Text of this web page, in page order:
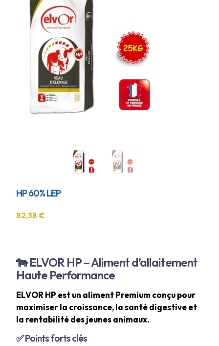
HP 60% LEP
82,38 €
🐄 ELVOR HP – Aliment d’allaitement
Haute Performance
ELVOR HP est un aliment Premium conçu pour
maximiser la croissance, la santé digestive et
la rentabilité des jeunes animaux.
✅ Points forts clés